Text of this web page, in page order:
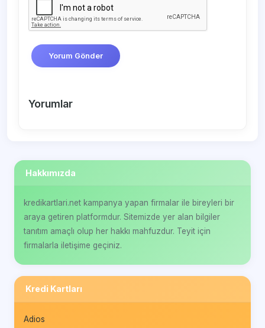
Yorum Gönder
Yorumlar
Hakkımızda
kredikartlari.net kampanya yapan firmalar ile bireyleri bir
araya getiren platformdur. Sitemizde yer alan bilgiler
tanıtım amaçlı olup her hakkı mahfuzdur. Teyit için
firmalarla iletişime geçiniz.
Kredi Kartları
Adios